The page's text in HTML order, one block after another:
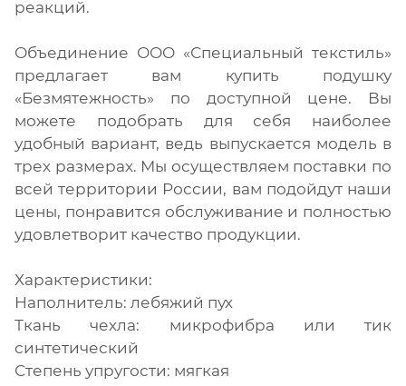
реакций.
Объединение ООО «Специальный текстиль»
предлагает вам купить подушку
«Безмятежность» по доступной цене. Вы
можете подобрать для себя наиболее
удобный вариант, ведь выпускается модель в
трех размерах. Мы осуществляем поставки по
всей территории России, вам подойдут наши
цены, понравится обслуживание и полностью
удовлетворит качество продукции.
Характеристики:
Наполнитель: лебяжий пух
Ткань чехла: микрофибра или тик
синтетический
Степень упругости: мягкая